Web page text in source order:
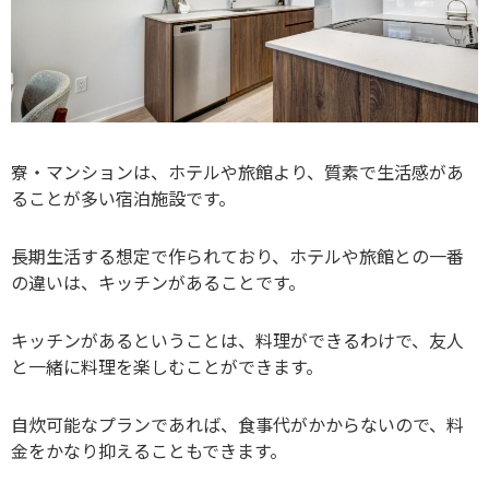
寮・マンションは、ホテルや旅館より、質素で生活感があ
ることが多い宿泊施設です。
長期生活する想定で作られており、ホテルや旅館との一番
の違いは、キッチンがあることです。
キッチンがあるということは、料理ができるわけで、友人
と一緒に料理を楽しむことができます。
自炊可能なプランであれば、食事代がかからないので、料
金をかなり抑えることもできます。